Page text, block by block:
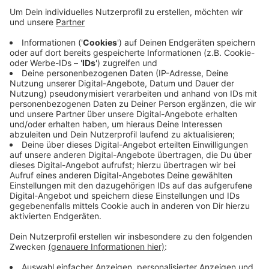
Anzeige
Der Ausbau soll den Verkehr auf den Autobahnen
entlasten und auch zum Klimaschutz beitragen. Rund
vier Million Tonnen CO2 würden pro Jahr eingespart.
Aktuell fährt die S28 von Mettmann bis zum Kaarster
See. Mit dem Ausbau sollen Willich und Viersen
angeschlossen werden. Allerdings gibt es Widerstand
aus Mönchengladbach, wo ein Teil der Strecke verlegt
werden würde.
Anzeige